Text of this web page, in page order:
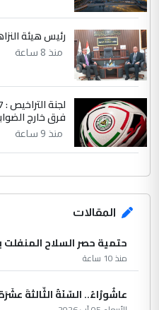
رئيس هيئة
منذ 8 ساعة
فرق خارج
منذ 9 ساعة
المقالات
حتمية حصر السلاح المنفلت
منذ 10 ساعة
عاشُورْاءُ.. السّنَةُ الثّالثةَ